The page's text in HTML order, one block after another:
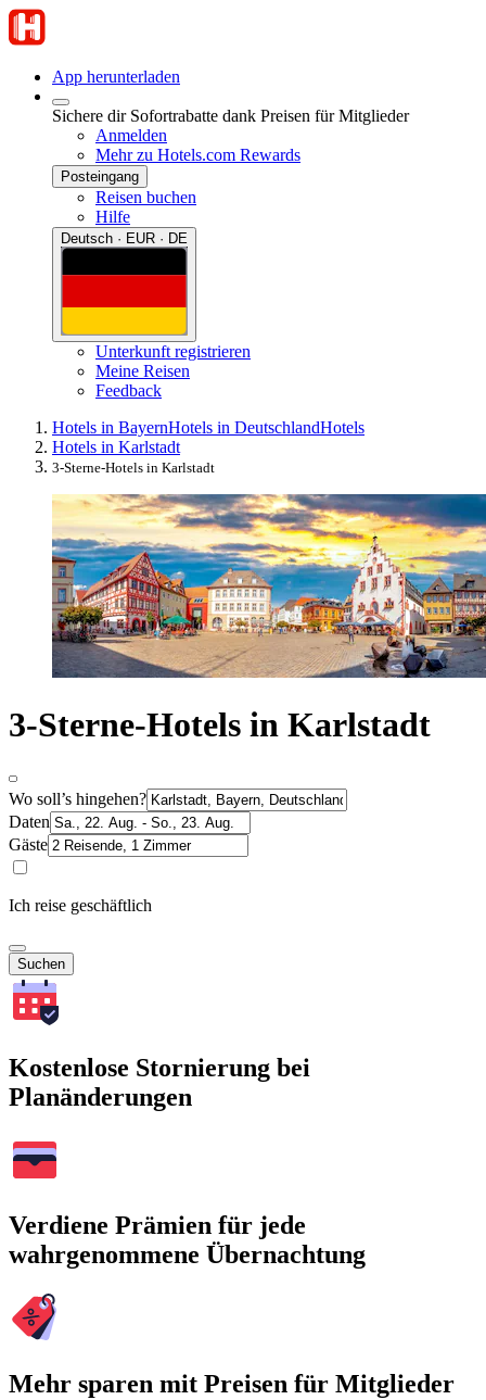
App herunterladen
Sichere dir Sofortrabatte dank Preisen für Mitglieder
Anmelden
Mehr zu Hotels.com Rewards
Posteingang
Reisen buchen
Hilfe
Deutsch · EUR · DE
Unterkunft registrieren
Meine Reisen
Feedback
Hotels in BayernHotels in DeutschlandHotels
Hotels in Karlstadt
3-Sterne-Hotels in Karlstadt
3-Sterne-Hotels in Karlstadt
Wo soll’s hingehen?
Daten
Gäste
Ich reise geschäftlich
Suchen
Kostenlose Stornierung bei
Planänderungen
Verdiene Prämien für jede
wahrgenommene Übernachtung
Mehr sparen mit Preisen für Mitglieder